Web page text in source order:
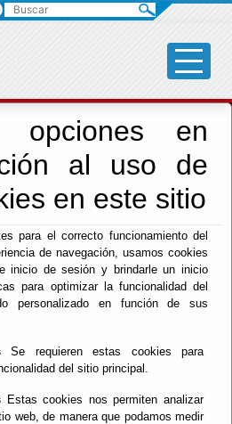
opciones en
al uso de
en este sitio
para el correcto funcionamiento del
de navegación, usamos cookies
inicio de sesión y brindarle un inicio
para optimizar la funcionalidad del
personalizado en función de sus
Se requieren estas cookies para
del sitio principal.
Estas cookies nos permiten analizar
web, de manera que podamos medir
e
Almeriense
Cultura
- FICAL 2025 - CICLO 'ÓPERA
-
Buscar